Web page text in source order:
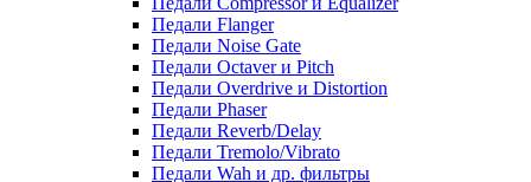
Педали Flanger
Педали Noise Gate
Педали Octaver и Pitch
Педали Overdrive и Distortion
Педали Phaser
Педали Reverb/Delay
Педали Tremolo/Vibrato
Педали Wah и др. фильтры